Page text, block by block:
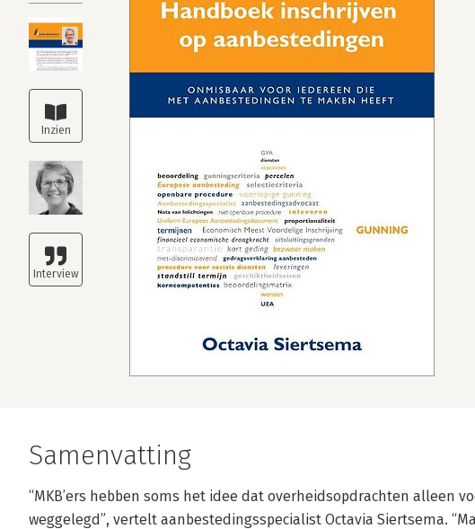
Samenvatting
“MKB’ers hebben soms het idee dat overheidsopdrachten alleen
weggelegd”, vertelt aanbestedingsspecialist Octavia Siertsema.